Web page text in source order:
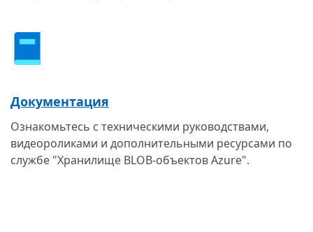
Документация
Ознакомьтесь с техническими руководствами,
видеороликами и дополнительными ресурсами по
службе "Хранилище BLOB-объектов Azure".